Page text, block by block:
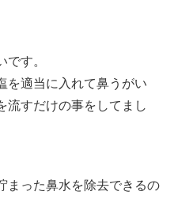
です。
を適当に入れて鼻うがい
流すだけの事をしてまし
まった鼻水を除去できるの